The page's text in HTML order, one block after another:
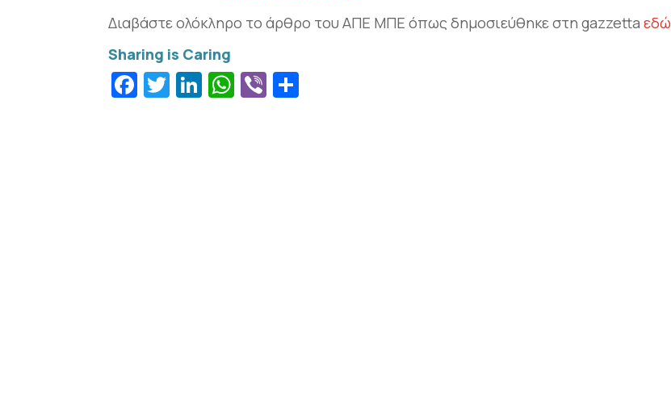
Διαβάστε ολόκληρο το άρθρο του ΑΠΕ ΜΠΕ όπως δημοσιεύθηκε στη gazzettaεδώ
Facebook
Twitter
LinkedIn
WhatsApp
Viber